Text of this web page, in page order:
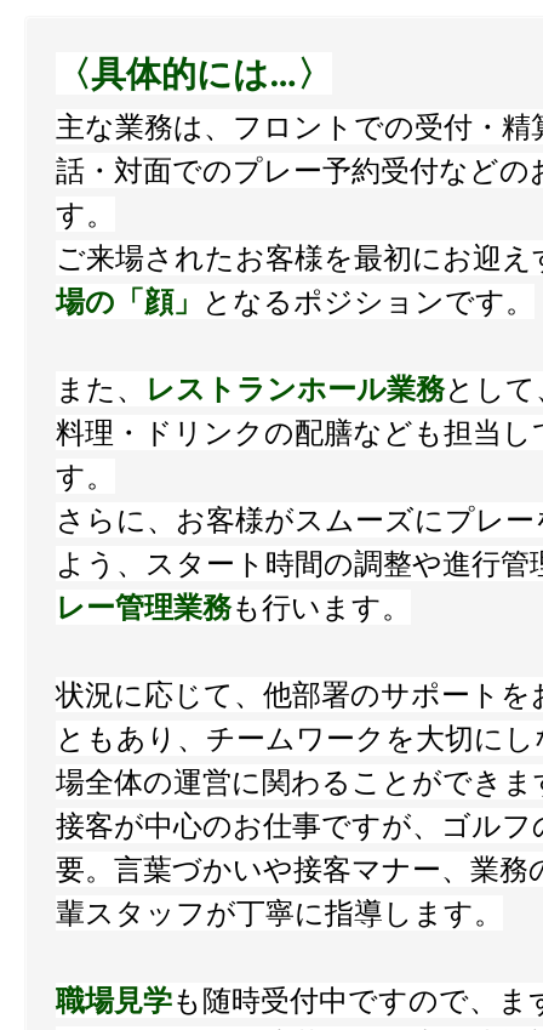
〈具体的には…〉
主な業務は、フロントでの受付・精
話・対面でのプレー予約受付などの
す。
ご来場されたお客様を最初にお迎え
場の「顔」 となるポジションです。
また、 レストランホール業務として
料理・ドリンクの配膳なども担当
す。
さらに、お客様がスムーズにプレ
よう、スタート時間の調整や進行管
レー管理業務も行います。
状況に応じて、他部署のサポートを
ともあり、チームワークを大切に
場全体の運営に関わることができま
接客が中心のお仕事ですが、ゴルフ
要。言葉づかいや接客マナー、業務
輩スタッフが丁寧に指導します。
職場見学も随時受付中ですので、ま